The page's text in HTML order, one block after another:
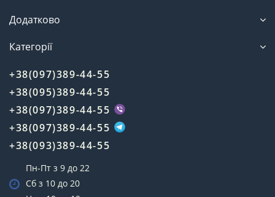
Додатково
Категорії
+38(097)389-44-55
+38(095)389-44-55
+38(097)389-44-55
+38(097)389-44-55
+38(093)389-44-55
Пн-Пт з 9 до 22
Сб з 10 до 20